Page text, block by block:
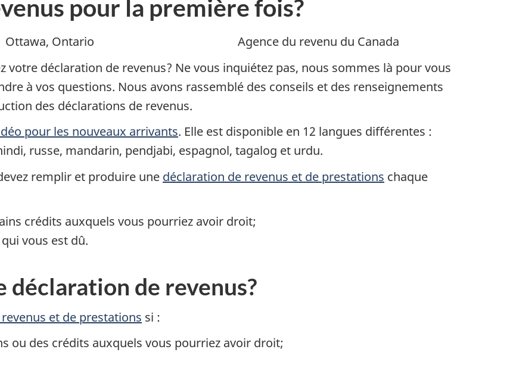
pour la première fois?
Ottawa, Ontario
Agence du revenu du Canada
votre déclaration de revenus? Ne vous inquiétez pas, nous sommes là pour vous
à vos questions. Nous avons rassemblé des conseils et des renseignements
des déclarations de revenus.
pour les nouveaux arrivants. Elle est disponible en 12 langues différentes :
russe, mandarin, pendjabi, espagnol, tagalog et urdu.
remplir et produire une déclaration de revenus et de prestations chaque
crédits auxquels vous pourriez avoir droit;
vous est dû.
de revenus?
et de prestations si :
ou des crédits auxquels vous pourriez avoir droit;